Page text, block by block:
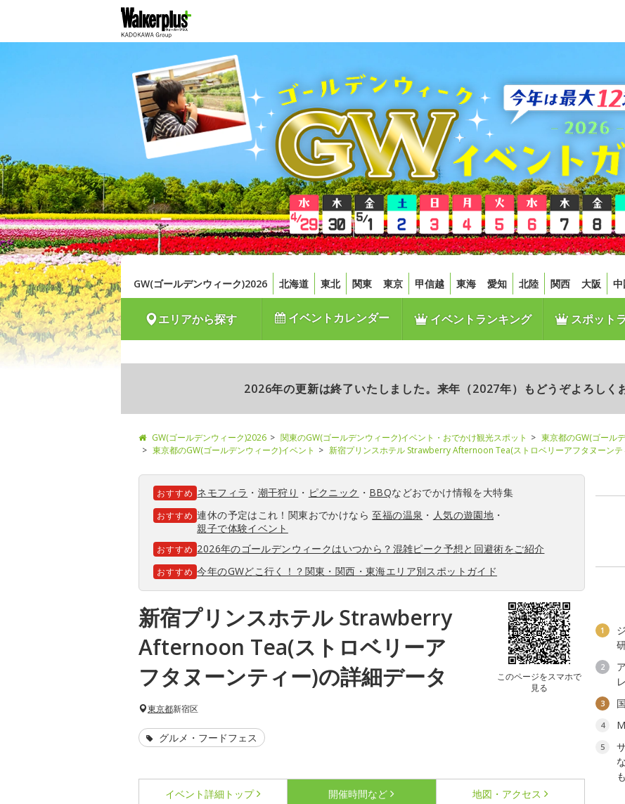
GW(ゴールデンウィーク)2026 北海道 東北 関東 東京 甲信越 東海 愛知 北陸 関西 大阪
エリアから探す イベントカレンダー イベントランキング スポット
2026年の更新は終了いたしました。来年（2027年）もどうぞよろしく
GW(ゴールデンウィーク)2026 関東のGW(ゴールデンウィーク)イベント・おでかけ観光スポット
東京都のGW(ゴール
東京都のGW(ゴールデンウィーク)イベント
新宿プリンスホテル Strawberry Afternoon Tea(ストロベリーアフタヌーンテ
おすすめ ネモフィラ ・ 潮干狩り ・ ピクニック ・ BBQなどおでかけ情報を大特集
おすすめ 連休の予定はこれ！関東おでかけなら至福の温泉 ・ 人気の遊園地 ・
親子で体験イベント
おすすめ 2026年のゴールデンウィークはいつから？混雑ピーク予想と回避術をご紹介
おすすめ 今年のGWどこ行く！？関東・関西・東海エリア別スポットガイド
新宿プリンスホテル Strawberry
Afternoon Tea(ストロベリーア
フタヌーンティー)の詳細データ
このページをスマホで
見る
東京都新宿区
グルメ・フードフェス
イベント詳細 トップ 開催時間など 地図・アクセス
1
2
3
4
5